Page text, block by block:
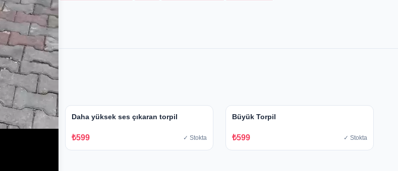
Daha yüksek ses çıkaran torpil
₺599 ✓ Stokta
Büyük Torpil
₺599 ✓ Stokta